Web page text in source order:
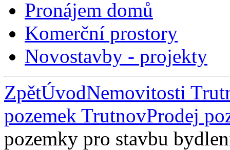
Pronájem domů
Komerční prostory
Novostavby - projekty
ZpětÚvodNemovitosti
pozemek TrutnovProdej
pozemky pro stavbu